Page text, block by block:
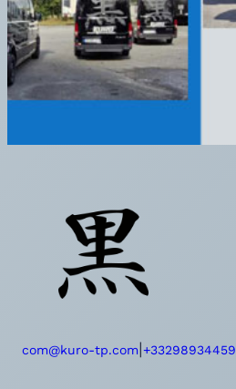
com@kuro-tp.com +33298934459